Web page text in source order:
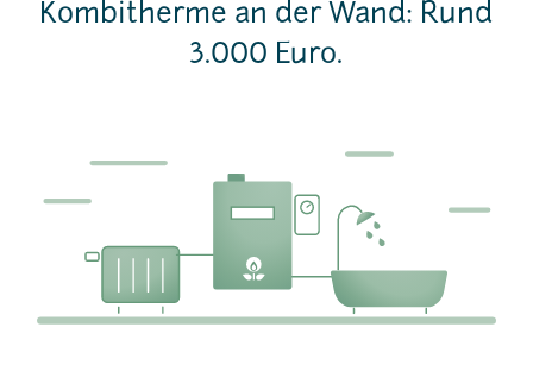
Kombitherme an der Wand: Rund
3.000 Euro.